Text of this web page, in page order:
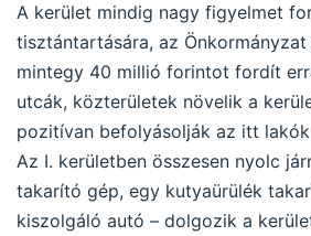
A kerület mindig nagy figyelmet
tisztántartására, az
mintegy 40 millió forintot fordít
utcák, közterületek növelik a
pozitívan befolyásolják az itt
Az I. kerületben összesen nyolc
takarító gép, egy kutyaürülék
kiszolgáló autó – dolgozik a